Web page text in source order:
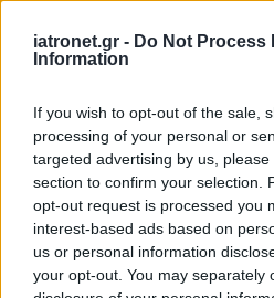
iatronet.gr - Do Not Process
Information
If you wish to opt-out of the sale,
processing of your personal or
targeted advertising by us,
section to confirm your selection.
opt-out request is processed you
interest-based ads based on
us or personal information
your opt-out. You may separately